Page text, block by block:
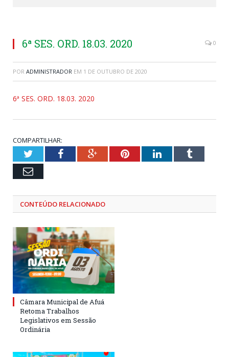
6ª SES. ORD. 18.03. 2020 0
POR ADMINISTRADOR EM 1 DE OUTUBRO DE 2020
6ª SES. ORD. 18.03. 2020
COMPARTILHAR:
TwitterFacebookGoogle+PinterestLinkedInTumblr
Email
CONTEÚDO RELACIONADO
Câmara Municipal de Afuá
Retoma Trabalhos
Legislativos em Sessão
Ordinária